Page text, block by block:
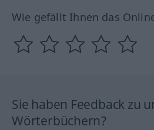
Wie gefällt Ihnen das
Sie haben Feedback zu
Wörterbüchern?